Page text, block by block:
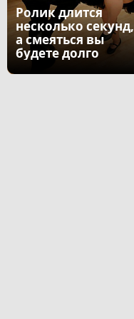
Ролик длится
несколько секунд,
а смеяться вы
будете долго